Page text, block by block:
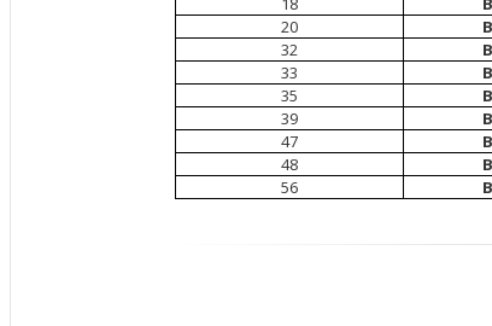
20
32
33
35
39
47
48
56